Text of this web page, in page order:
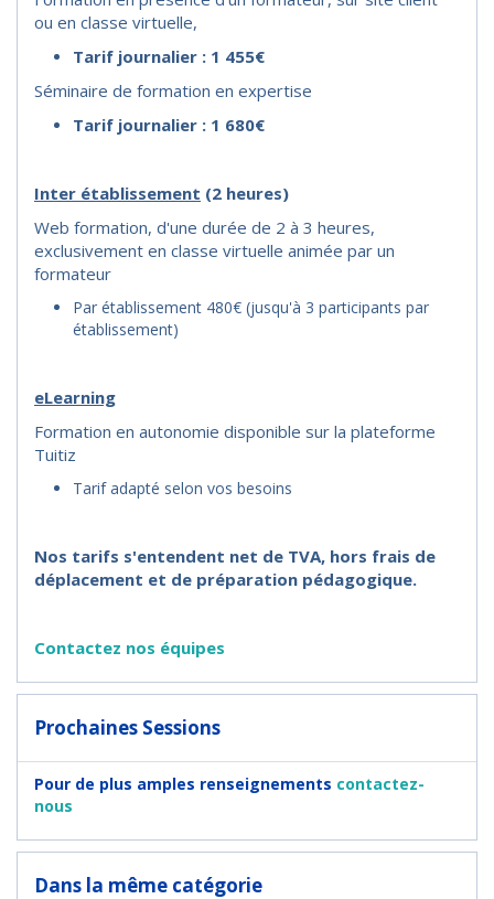
ou en classe virtuelle,
Tarif journalier : 1 455€
Séminaire de formation en expertise
Tarif journalier : 1 680€
Inter établissement (2 heures)
Web formation, d'une durée de 2 à 3 heures,
exclusivement en classe virtuelle animée par un
formateur
Par établissement 480€ (jusqu'à 3 participants par
établissement)
eLearning
Formation en autonomie disponible sur la plateforme
Tuitiz
Tarif adapté selon vos besoins
Nos tarifs s'entendent net de TVA, hors frais de
déplacement et de préparation pédagogique.
Contactez nos équipes
Prochaines Sessions
Pour de plus amples renseignements contactez-
nous
Dans la même catégorie